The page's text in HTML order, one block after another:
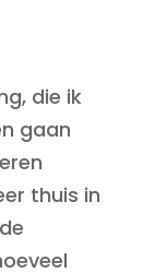
die ik
gaan
thuis in